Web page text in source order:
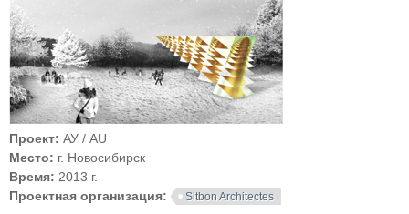
Проект: АУ / AU
Место: г. Новосибирск
Время: 2013 г.
Проектная организация:
Sitbon Architectes